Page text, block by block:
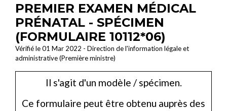
PREMIER EXAMEN MÉDICAL
PRÉNATAL - SPÉCIMEN
(FORMULAIRE 10112*06)
Vérifié le 01 Mar 2022 - Direction de l'information légale et
administrative (Première ministre)
Il s'agit d'un modèle / spécimen.
Ce formulaire peut être obtenu auprès des